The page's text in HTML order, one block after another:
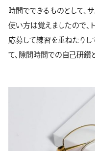
時間でできるものとして
使い方は覚えましたので、
応募して練習を重ねたりし
て、隙間時間での自己研鑽